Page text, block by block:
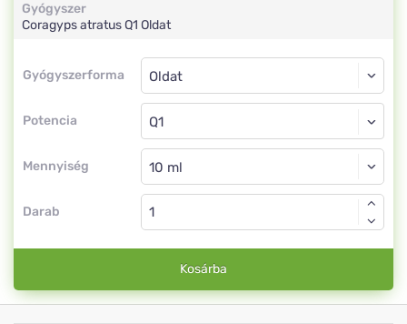
Gyógyszer
Coragyps atratusQ1 Oldat
Gyógyszerforma
Gyógyszerforma
Potencia
Oldat
Q1
Mennyiség
Oldat
Darab
Kosárba